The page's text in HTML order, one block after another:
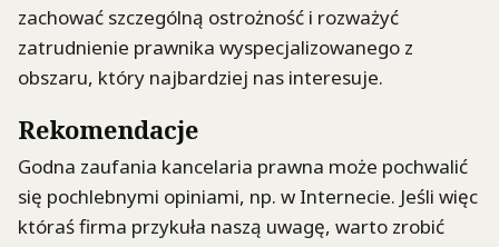
zachować szczególną ostrożność i rozważyć
zatrudnienie prawnika wyspecjalizowanego z
obszaru, który najbardziej nas interesuje.
Rekomendacje
Godna zaufania kancelaria prawna może pochwalić
się pochlebnymi opiniami, np. w Internecie. Jeśli więc
któraś firma przykuła naszą uwagę, warto zrobić